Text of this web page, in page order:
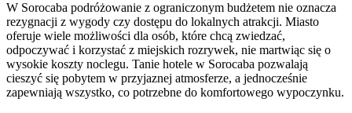
W Sorocaba podróżowanie z ograniczonym budżetem nie oznacza
rezygnacji z wygody czy dostępu do lokalnych atrakcji. Miasto
oferuje wiele możliwości dla osób, które chcą zwiedzać,
odpoczywać i korzystać z miejskich rozrywek, nie martwiąc się o
wysokie koszty noclegu. Tanie hotele w Sorocaba pozwalają
cieszyć się pobytem w przyjaznej atmosferze, a jednocześnie
zapewniają wszystko, co potrzebne do komfortowego wypoczynku.